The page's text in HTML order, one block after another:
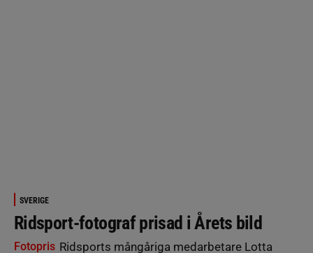
SVERIGE
Ridsport-fotograf prisad i Årets bild
Fotopris Ridsports mångåriga medarbetare Lotta